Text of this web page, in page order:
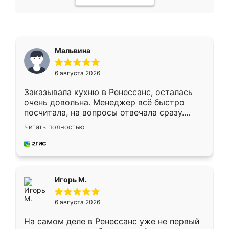
Мальвина
6 августа 2026
Заказывала кухню в Ренессанс, осталась
очень довольна. Менеджер всё быстро
посчитала, на вопросы отвечала сразу.
Замерщик приехал в субботу, подошёл к
делу со всей ответственностью. Собрали
за день, ребята работали аккуратно, даже
Читать полностью
Игорь М.
6 августа 2026
На самом деле в Ренессанс уже не первый